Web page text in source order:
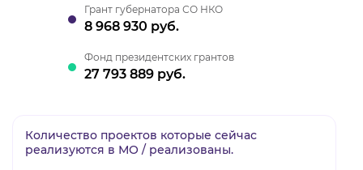
Грант губернатора СО НКО
8 968 930 руб.
Фонд президентских грантов
27 793 889 руб.
Количество проектов которые сейчас
реализуются в МО / реализованы.